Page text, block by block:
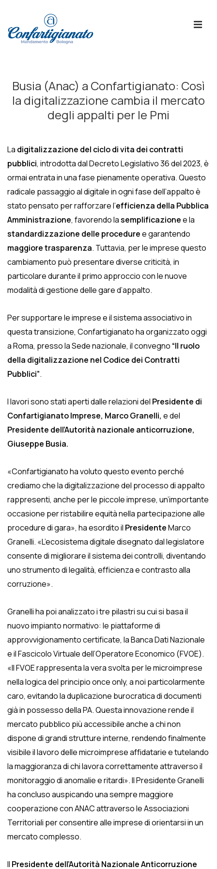
Principale
Busia (Anac) a Confartigianato: Così
la digitalizzazione cambia il mercato
degli appalti per le Pmi
La digitalizzazione del ciclo di vita dei contratti
pubblici, introdotta dal Decreto Legislativo 36 del 2023, è
ormai entrata in una fase pienamente operativa. Questo
radicale passaggio al digitale in ogni fase dell’appalto è
stato pensato per rafforzare l’efficienza della Pubblica
Amministrazione, favorendo lasemplificazionee la
standardizzazione delle proceduree garantendo
maggiore trasparenza. Tuttavia, per le imprese questo
cambiamento può presentare diverse criticità, in
particolare durante il primo approccio con le nuove
modalità di gestione delle gare d’appalto.
Per supportare le imprese e il sistema associativo in
questa transizione, Confartigianato ha organizzato oggi
a Roma, presso la Sede nazionale, il convegno “Il ruolo
della digitalizzazione nel Codice dei Contratti
Pubblici”.
I lavori sono stati aperti dalle relazioni del Presidente di
Confartigianato Imprese, Marco Granelli, e del
Presidente dell’Autorità nazionale anticorruzione,
Giuseppe Busia.
«Confartigianato ha voluto questo evento perché
crediamo che la digitalizzazione del processo di appalto
rappresenti, anche per le piccole imprese, un’importante
occasione per ristabilire equità nella partecipazione alle
procedure di gara», ha esordito il PresidenteMarco
Granelli. «L’ecosistema digitale disegnato dal legislatore
consente di migliorare il sistema dei controlli, diventando
uno strumento di legalità, efficienza e contrasto alla
corruzione».
Granelli ha poi analizzato i tre pilastri su cui si basa il
nuovo impianto normativo: le piattaforme di
approvvigionamento certificate, la Banca Dati Nazionale
e il Fascicolo Virtuale dell’Operatore Economico (FVOE).
«Il FVOE rappresenta la vera svolta per le microimprese
nella logica del principio once only, a noi particolarmente
caro, evitando la duplicazione burocratica di documenti
già in possesso della PA. Questa innovazione rende il
mercato pubblico più accessibile anche a chi non
dispone di grandi strutture interne, rendendo finalmente
visibile il lavoro delle microimprese affidatarie e tutelando
la maggioranza di chi lavora correttamente attraverso il
monitoraggio di anomalie e ritardi». Il Presidente Granelli
ha concluso auspicando una sempre maggiore
cooperazione con ANAC attraverso le Associazioni
Territoriali per consentire alle imprese di orientarsi in un
mercato complesso.
Il Presidente dell’Autorità Nazionale Anticorruzione